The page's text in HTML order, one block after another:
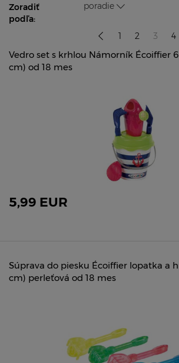
Zoradiť
podľa:
poradie
1 2 3 4
Vedro set s krhlou Námorník Écoiffier
cm) od 18 mes
5,99 EUR
Súprava do piesku Écoiffier lopatka a
cm) perleťová od 18 mes